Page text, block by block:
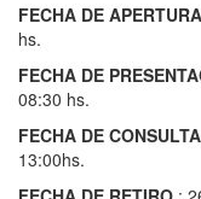
FECHA DE APERTURA
hs.
FECHA DE
08:30 hs.
FECHA DE CONSULTA
13:00hs.